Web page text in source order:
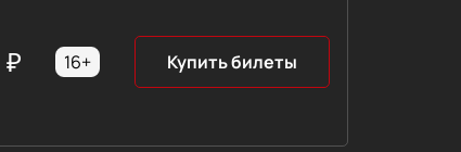
₽ 16+ Купить билеты